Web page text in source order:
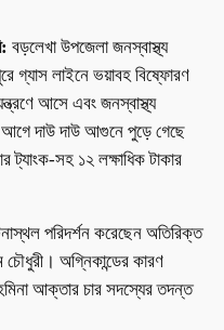
বড়লেখা উপজেলা জনস্বাস্থ্য
গ্যাস লাইনে ভয়াবহ বিষ্ফোরণ
আসে এবং জনস্বাস্থ্য
আগে দাউ দাউ আগুনে পুড়ে গেছে
ট্যাংক-সহ ১২ লক্ষাধিক টাকার
পরিদর্শন করেছেন অতিরিক্ত
অগ্নিকান্ডের কারণ
আক্তার চার সদস্যের তদন্ত